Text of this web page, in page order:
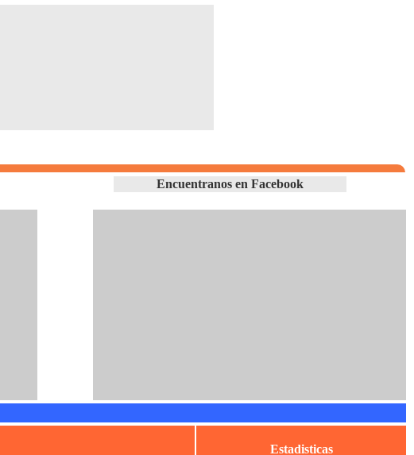
Encuentranos en Facebook
Estadisticas